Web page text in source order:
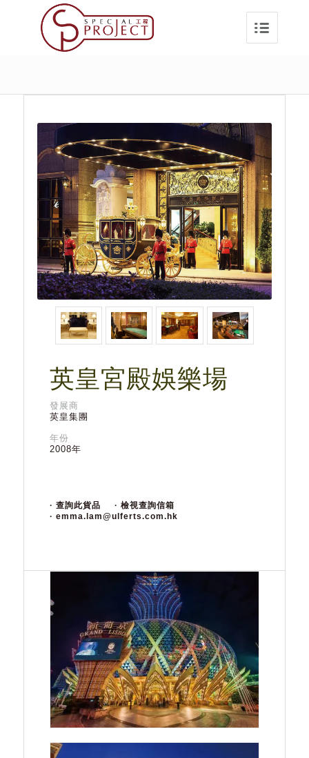
英皇宮殿娛樂場
發展商
英皇集團
年份
2008年
· 查詢此貨品
· 檢視查詢信箱
· emma.lam@ulferts.com.hk